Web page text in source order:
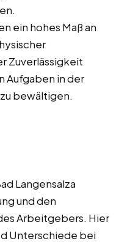
ein hohes Maß an
Zuverlässigkeit
Aufgaben in der
bewältigen.
Langensalza
und den
Arbeitgebers. Hier
Unterschiede bei